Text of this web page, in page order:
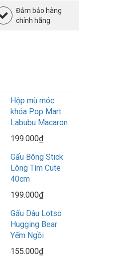
Đảm bảo hàng
chính hãng
Hộp mù móc
khóa Pop Mart
Labubu Macaron
199.000₫
Gấu Bông Stick
Lông Tím Cute
40cm
199.000₫
Gấu Dâu Lotso
Hugging Bear
Yếm Ngồi
155.000₫